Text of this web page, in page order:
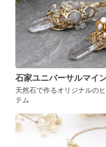
石家ユニバーサルマイ
天然石で作るオリジナルの
テム